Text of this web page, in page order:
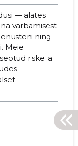
— alates
värbamisest
ning
Meie
riske ja